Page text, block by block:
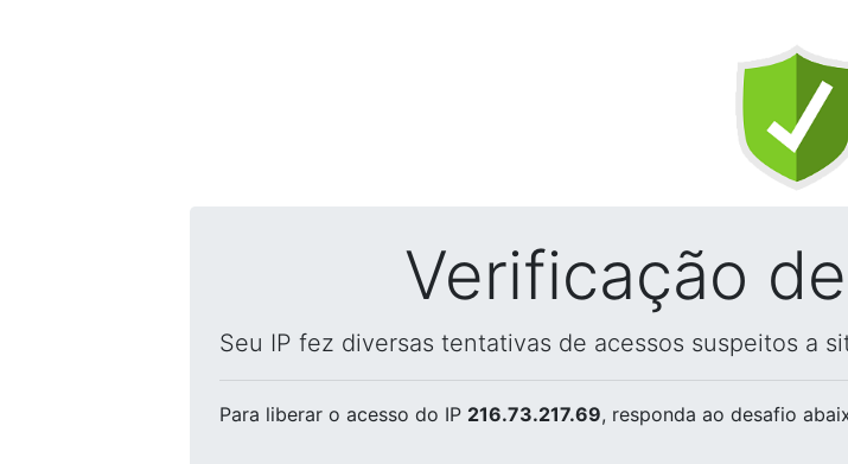
Verificação
Seu IP fez diversas tentativas de acessos suspeitos a
Para liberar o acesso do IP 216.73.217.69, responda ao desafio